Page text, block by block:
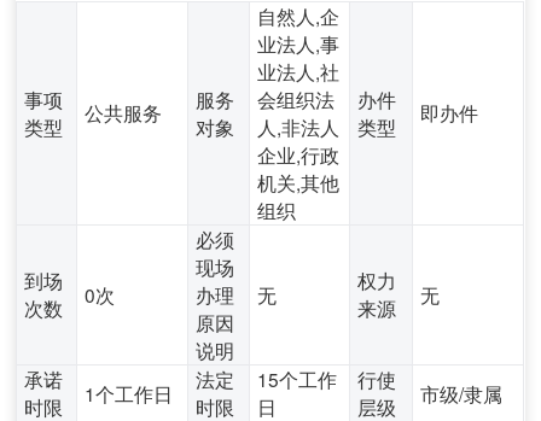
事项
类型
公共服务
服务
对象
自然人,企
业法人,事
业法人,社
会组织法
人,非法人
企业,行政
机关,其他
组织
办件
类型
即办件
到场
次数
0次
必须
现场
办理
原因
说明
无
权力
来源
无
承诺
时限
1个工作日
法定
时限
15个工作
日
行使
层级
市级/隶属